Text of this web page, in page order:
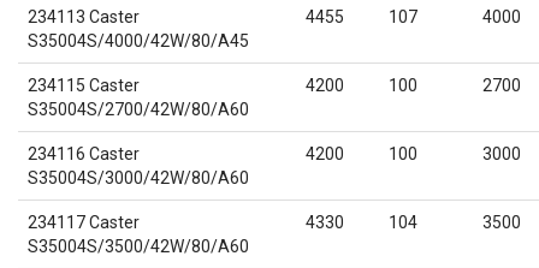
234113 Caster
S35004S/4000/42W/80/A45
4455 107 4000
234115 Caster
S35004S/2700/42W/80/A60
4200 100 2700
234116 Caster
S35004S/3000/42W/80/A60
4200 100 3000
234117 Caster
S35004S/3500/42W/80/A60
4330 104 3500